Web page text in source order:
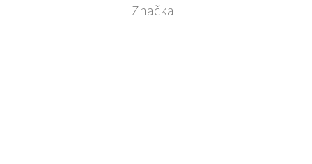
Značka